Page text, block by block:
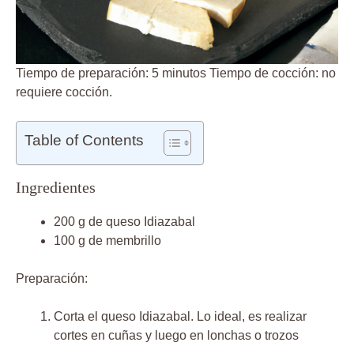
Tiempo de preparación: 5 minutos Tiempo de cocción: no
requiere cocción.
Table of Contents
Ingredientes
200 g de queso Idiazabal
100 g de membrillo
Preparación:
Corta el queso Idiazabal. Lo ideal, es realizar
cortes en cuñas y luego en lonchas o trozos